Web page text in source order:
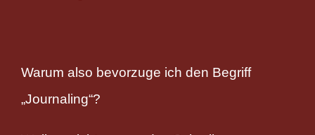
Warum also bevorzuge ich den Begriff
„Journaling“?